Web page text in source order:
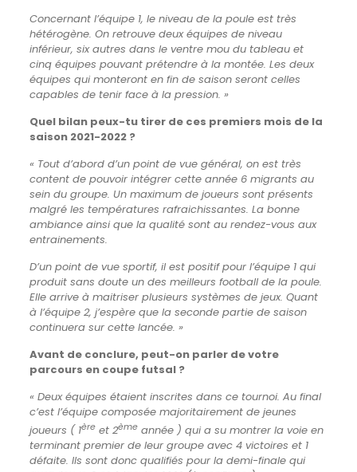
Concernant l’équipe 1, le niveau de la poule est très
hétérogène. On retrouve deux équipes de niveau
inférieur, six autres dans le ventre mou du tableau et
cinq équipes pouvant prétendre à la montée. Les deux
équipes qui monteront en fin de saison seront celles
capables de tenir face à la pression. »
Quel bilan peux-tu tirer de ces premiers mois de la
saison 2021-2022 ?
« Tout d’abord d’un point de vue général, on est très
content de pouvoir intégrer cette année 6 migrants au
sein du groupe. Un maximum de joueurs sont présents
malgré les températures rafraichissantes. La bonne
ambiance ainsi que la qualité sont au rendez-vous aux
entrainements.
D’un point de vue sportif, il est positif pour l’équipe 1 qui
produit sans doute un des meilleurs football de la poule.
Elle arrive à maitriser plusieurs systèmes de jeux. Quant
à l’équipe 2, j’espère que la seconde partie de saison
continuera sur cette lancée. »
Avant de conclure, peut-on parler de votre
parcours en coupe futsal ?
« Deux équipes étaient inscrites dans ce tournoi. Au final
c’est l’équipe composée majoritairement de jeunes
joueurs ( 1èreet 2èmeannée ) qui a su montrer la voie en
terminant premier de leur groupe avec 4 victoires et 1
défaite. Ils sont donc qualifiés pour la demi-finale qui